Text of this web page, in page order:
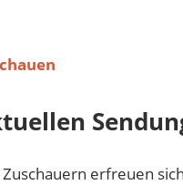
erfreuen